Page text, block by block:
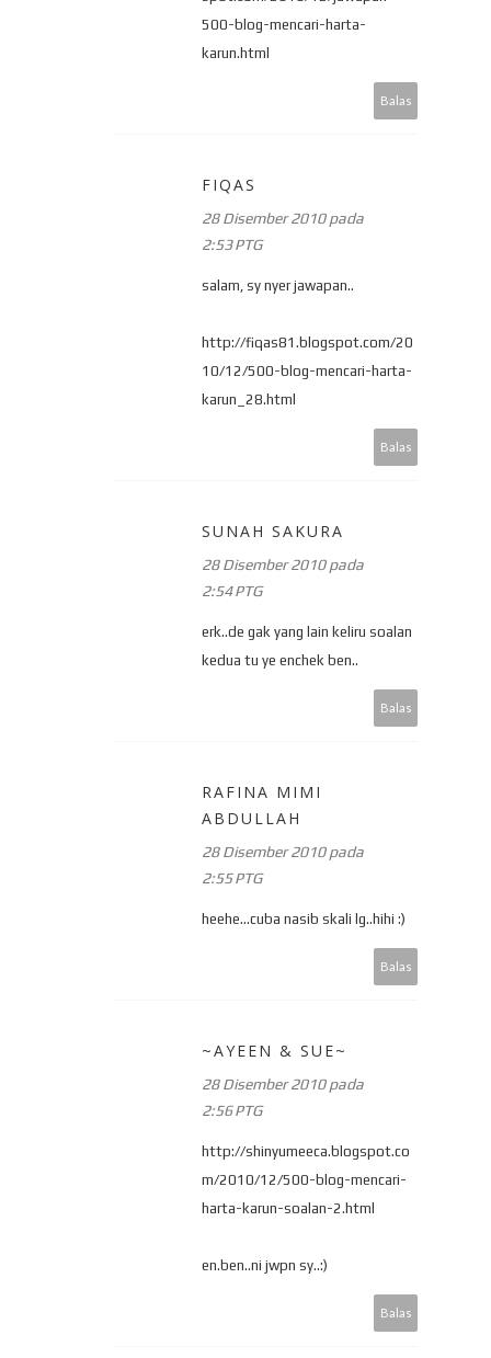
500-blog-mencari-harta-
karun.html
Balas
FIQAS
28 Disember 2010 pada
2:53 PTG
salam, sy nyer jawapan..
http://fiqas81.blogspot.com/20
10/12/500-blog-mencari-harta-
karun_28.html
Balas
SUNAH SAKURA
28 Disember 2010 pada
2:54 PTG
erk..de gak yang lain keliru soalan
kedua tu ye enchek ben..
Balas
RAFINA MIMI
ABDULLAH
28 Disember 2010 pada
2:55 PTG
heehe...cuba nasib skali lg..hihi :)
Balas
~AYEEN & SUE~
28 Disember 2010 pada
2:56 PTG
http://shinyumeeca.blogspot.co
m/2010/12/500-blog-mencari-
harta-karun-soalan-2.html
en.ben..ni jwpn sy..:)
Balas